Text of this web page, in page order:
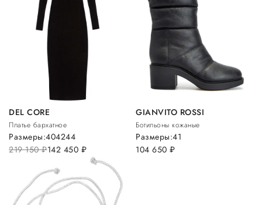
DEL CORE
Платье бархатное
219 150руб.142 450 руб.
Размеры:404244
GIANVITO ROSSI
Ботильоны кожаные
104 650руб.
Размеры:41